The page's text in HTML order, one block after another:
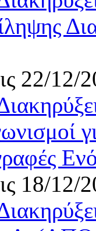
22/12/
18/12/